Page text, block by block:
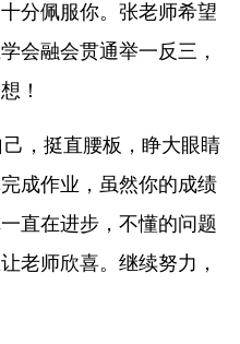
分佩服你。张老师希望
会融会贯通举一反三，
！
，挺直腰板，睁大眼睛
成作业，虽然你的成绩
直在进步，不懂的问题
老师欣喜。继续努力，